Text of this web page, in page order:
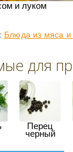
и луком
Блюда из мяса и
для
Перец
черный